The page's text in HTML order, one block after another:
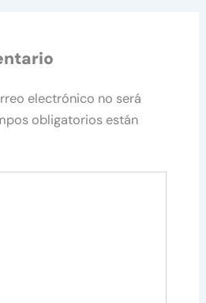
electrónico no será
obligatorios están